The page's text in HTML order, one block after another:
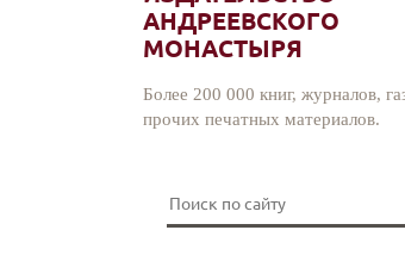
АНДРЕЕВСКОГО
МОНАСТЫРЯ
Более 200 000 книг, журналов,
прочих печатных материалов.